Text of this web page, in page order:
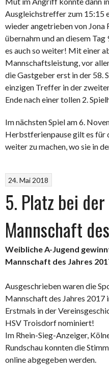
Ausgleichstreffer zum 15:15
wieder angetrieben von
übernahm und an diesem
es auch so weiter! Mit einer
Mannschaftsleistung, vor
die Gastgeber erst in der 58.
einzigen Treffer in der
Ende nach einer tollen 2.
Im nächsten Spiel am 6.
Herbstferienpause gilt es für
weiter zu machen, wo sie in
24. Mai 2018
5. Platz bei
Mannschaft
Weibliche A-Jugend
Mannschaft des Jahres
Ausgeschrieben waren die
Mannschaft des Jahres 2017
Erstmals in der
HSV Troisdorf nominiert!
Im Rhein-Sieg-Anzeiger,
Rundschau konnten die
online abgegeben werden.